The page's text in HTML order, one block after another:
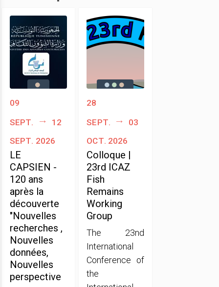
09
sept.
12
sept. 2026
LE
CAPSIEN -
120 ans
après la
découverte
"Nouvelles
recherches ,
Nouvelles
données,
Nouvelles
perspective
28
sept.
03
oct. 2026
Colloque |
23rd ICAZ
Fish
Remains
Working
Group
The 23nd
International
Conference of
the